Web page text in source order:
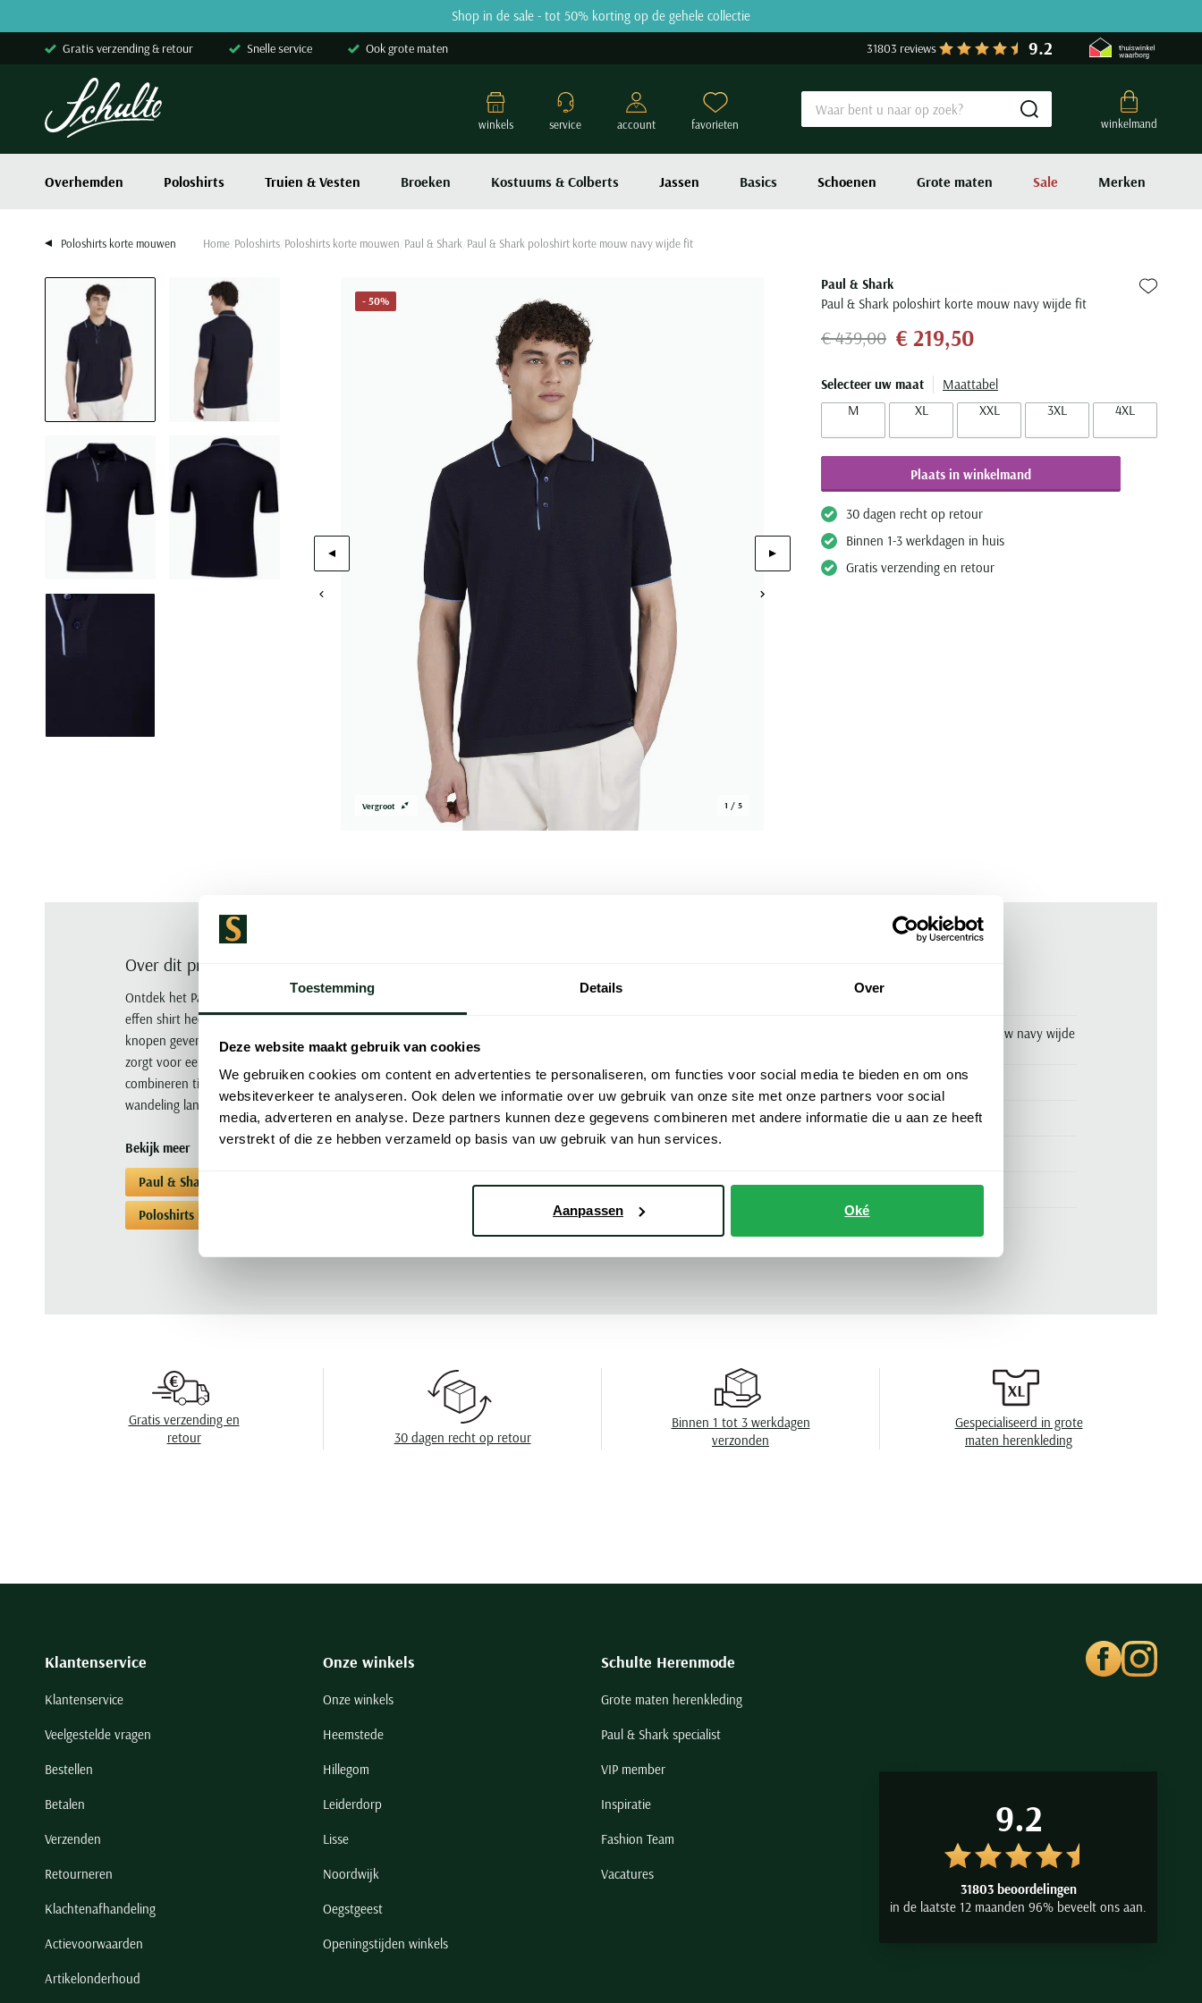
Toestemming Details Over
Deze website maakt gebruik van cookies
We gebruiken cookies om content en advertenties te personaliseren, om functies voor social media te bieden en om ons
websiteverkeer te analyseren. Ook delen we informatie over uw gebruik van onze site met onze partners voor social
media, adverteren en analyse. Deze partners kunnen deze gegevens combineren met andere informatie die u aan ze heeft
verstrekt of die ze hebben verzameld op basis van uw gebruik van hun services.
Aanpassen Oké
Shop in de sale - tot 50% korting op de gehele collectie
Gratis verzending & retour Snelle service Ook grote maten 31803 reviews 9.2
winkelmand
Submit search
Overhemden Poloshirts Truien & Vesten Broeken Kostuums & Colberts Jassen Basics Schoenen Grote maten Sale Merken
winkels service account favorieten
Poloshirts korte mouwen Home Poloshirts Poloshirts korte mouwen Paul & Shark Paul & Shark poloshirt korte mouw navy wijde fit
Vergroot 1 / 5
- 50%
Paul & Shark
Paul & Shark poloshirt korte mouw navy wijde fit
Zet bij
€ 439,00 € 219,50
Selecteer uw maat
Maattabel
M
XL XXL 3XL 4XL
Plaats in winkelmand
30 dagen recht op retour
Binnen 1-3 werkdagen in huis
Gratis verzending en retour
Over dit product
Ontdek het Paul & Shark poloshirt met korte mouw in een stijlvolle donkerblauwe tint. Dit
effen shirt heeft een wijde fit en is gemaakt van 100% linnen perfect voor de zomer. De drie
knopen geven een subtiele touch aan het ontwerp terwijl de superieure gebreide kwaliteit
zorgt voor een luxe uitstraling. Ideaal voor de modebewuste man die comfort en stijl wil
combineren tijdens een zomerse dag. Draag het tijdens een ontspannen lunch of een
wandeling langs de kust.
Bekijk meer
Paul & Shark
Poloshirts korte mouwen Paul & Shark
00157176
Paul & Shark poloshirt korte mouw navy wijde
Merk Paul & Shark
Materiaal 100% linnen
Kleur donkerblauw
Leveranciers nr. 25411625-050
Eigenschappen
Wasvoorschriften niet wassen, niet in de droger, strijken op lage
temperatuur, chemish reinigen
Gratis verzending en
retour
30 dagen recht op retour
Binnen 1 tot 3 werkdagen
verzonden
Gespecialiseerd in grote
maten herenkleding
Klantenservice
Klantenservice
Veelgestelde vragen
Bestellen
Betalen
Verzenden
Retourneren
Klachtenafhandeling
Actievoorwaarden
Artikelonderhoud
Onze winkels
Onze winkels
Heemstede
Hillegom
Leiderdorp
Lisse
Noordwijk
Oegstgeest
Openingstijden winkels
Schulte Herenmode
Grote maten herenkleding
Paul & Shark specialist
VIP member
Inspiratie
Fashion Team
Vacatures
9.2
31803 beoordelingen
in de laatste 12 maanden 96% beveelt ons aan.